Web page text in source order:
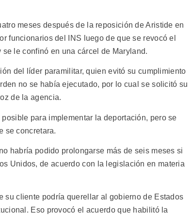
meses después de la reposición de Aristide en
funcionarios del INS luego de que se revocó el
le confinó en una cárcel de Maryland.
del líder paramilitar, quien evitó su cumplimiento
no se había ejecutado, por lo cual se solicitó su
de la agencia.
para implementar la deportación, pero se
se concretara.
habría podido prolongarse más de seis meses si
Unidos, de acuerdo con la legislación en materia
su cliente podría querellar al gobierno de Estados
Eso provocó el acuerdo que habilitó la